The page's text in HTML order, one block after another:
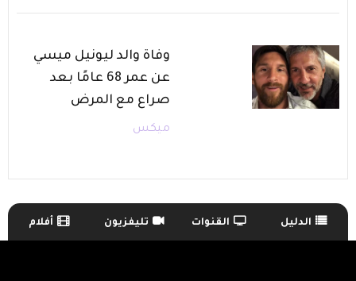
وفاة والد ليونيل ميسي
عن عمر 68 عامًا بعد
صراع مع المرض
ميكس
TV Guide Menu الدليل القنوات تليفزيون أفلام